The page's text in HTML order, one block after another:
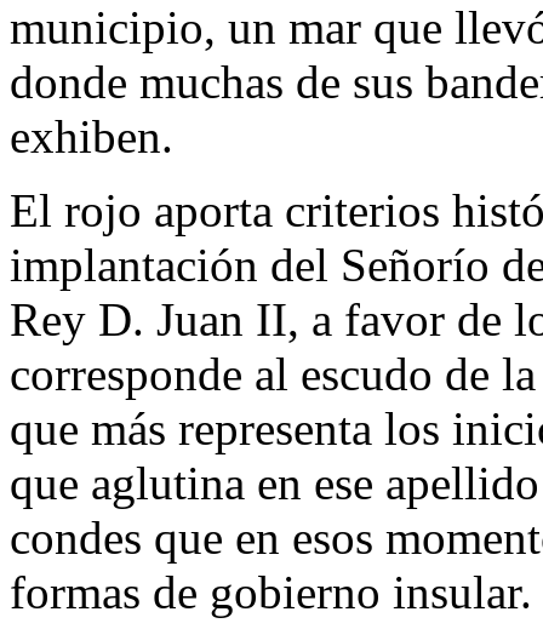
municipio, un mar que
donde muchas de sus
exhiben.
El rojo aporta criterios
implantación del Señorío
Rey D. Juan II, a favor de
corresponde al escudo de
que más representa los
que aglutina en ese
condes que en esos
formas de gobierno insular.